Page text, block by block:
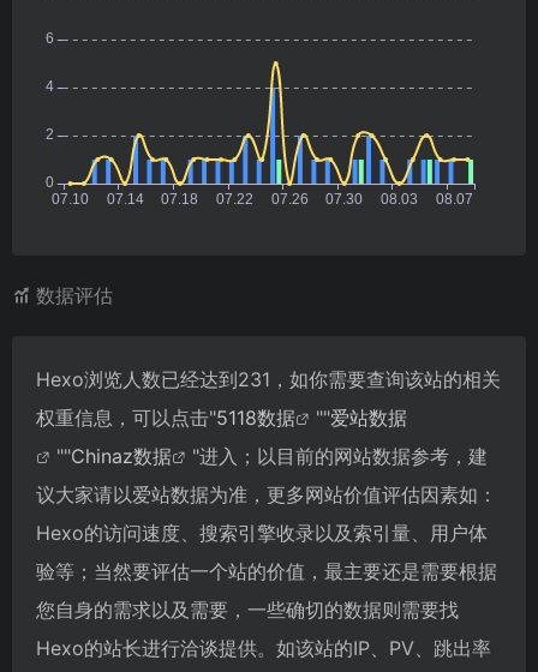
数据评估
Hexo浏览人数已经达到231，如你需要查询该站的相关
权重信息，可以点击"5118数据 ""爱站数据
""Chinaz数据
"进入；以目前的网站数据参考，建
议大家请以爱站数据为准，更多网站价值评估因素如：
Hexo的访问速度、搜索引擎收录以及索引量、用户体
验等；当然要评估一个站的价值，最主要还是需要根据
您自身的需求以及需要，一些确切的数据则需要找
Hexo的站长进行洽谈提供。如该站的IP、PV、跳出率